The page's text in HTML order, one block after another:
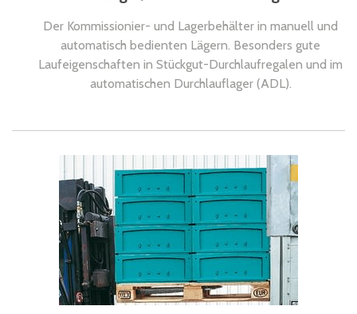
Der Kommissionier- und Lagerbehälter in manuell und
automatisch bedienten Lägern. Besonders gute
Laufeigenschaften in Stückgut-Durchlaufregalen und im
automatischen Durchlauflager (ADL).